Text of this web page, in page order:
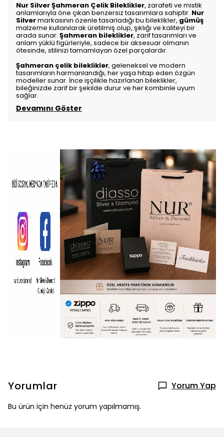
Nur Silver Şahmeran Çelik Bileklikler, zarafeti ve mistik
anlamlarıyla öne çıkan benzersiz tasarımlara sahiptir. Nur
Silvermarkasının özenle tasarladığı bu bileklikler, gümüş
malzeme kullanılarak üretilmiş olup, şıklığı ve kaliteyi bir
arada sunar. Şahmeran bileklikler, zarif tasarımları ve
anlam yüklü figürleriyle, sadece bir aksesuar olmanın
ötesinde, stilinizi tamamlayan özel parçalardır.
Şahmeran çelik bileklikler, geleneksel ve modern
tasarımların harmanlandığı, her yaşa hitap eden özgün
modeller sunar. İnce işçilikle hazırlanan bileklikler,
bileğinizde zarif bir şekilde durur ve her kombinle uyum
sağlar.
Devamını Göster
Yorumlar Yorum Yap
Bu ürün için henüz yorum yapılmamış.